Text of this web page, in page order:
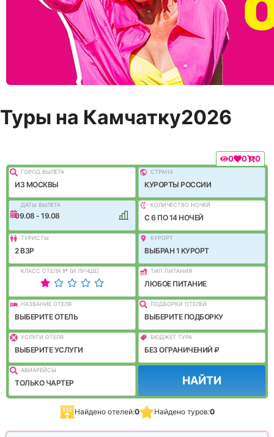
Туры на Камчатку2026
0 0 0
ГОРОД ВЫЛEТА
ИЗ МОСКВЫ
СТРАНА
КУРОРТЫ РОССИИ
ДАТЫ ВЫЛЕТА
09.08 - 19.08
КОЛИЧЕСТВО НОЧЕЙ
C 6 ПО 14 НОЧЕЙ
ТУРИСТЫ
2 ВЗР
КУРОРТ
ВЫБРАН 1 КУРОРТ
КЛАСС ОТЕЛЯ 1* (И ЛУЧШЕ) ТИП ПИТАНИЯ
ЛЮБОЕ ПИТАНИЕ
НАЗВАНИЕ ОТЕЛЯ
ВЫБЕРИТЕ ОТЕЛЬ
ПОДБОРКИ ОТЕЛЕЙ
ВЫБЕРИТЕ ПОДБОРКУ
УСЛУГИ ОТЕЛЯ
ВЫБЕРИТЕ УСЛУГИ
БЮДЖЕТ ТУРА
БЕЗ ОГРАНИЧЕНИЙ ₽
АВИАРЕЙСЫ
ТОЛЬКО ЧАРТЕР НАЙТИ
Найдено отелей:0 Найдено туров:0